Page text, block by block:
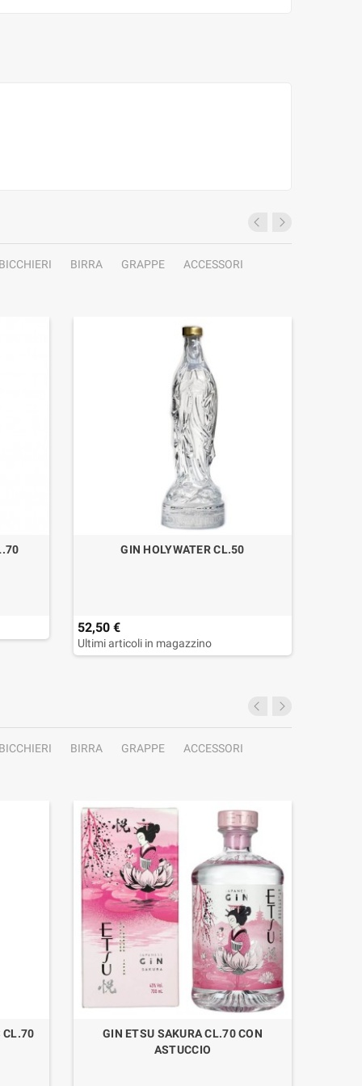
BICCHIERI BIRRA GRAPPE
ACCESSORI
GIN HOLYWATER CL.50
52,50 €
Ultimi articoli in magazzino
BICCHIERI BIRRA GRAPPE
ACCESSORI
CL.70
GIN ETSU SAKURA CL.70 CON
ASTUCCIO